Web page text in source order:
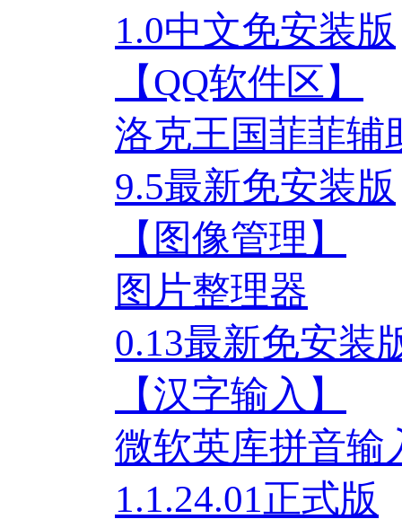
1.0中文免安装版
【QQ软件区】
洛克王国菲菲辅
9.5最新免安装版
【图像管理】
图片整理器
0.13最新免安装
【汉字输入】
微软英库拼音输
1.1.24.01正式版